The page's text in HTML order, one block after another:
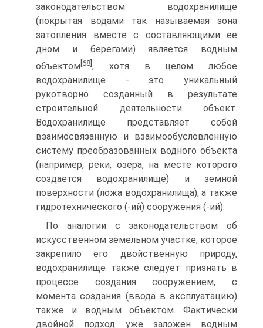
законодательством водохранилище
(покрытая водами так называемая зона
затопления вместе с составляющими ее
дном и берегами) является водным
объектом [68] , хотя в целом любое
водохранилище - это уникальный
рукотворно созданный в результате
строительной деятельности объект.
Водохранилище представляет собой
взаимосвязанную и взаимообусловленную
систему преобразованных водного объекта
(например, реки, озера, на месте которого
создается водохранилище) и земной
поверхности (ложа водохранилища), а также
гидротехнического (-ий) сооружения (-ий).
По аналогии с законодательством об
искусственном земельном участке, которое
закрепило его двойственную природу,
водохранилище также следует признать в
процессе создания сооружением, с
момента создания (ввода в эксплуатацию)
также и водным объектом. Фактически
двойной подход уже заложен водным